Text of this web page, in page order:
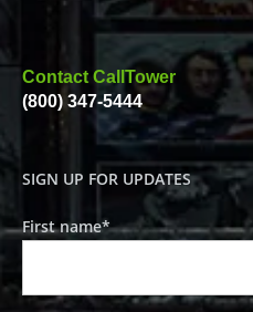
Contact CallTower
(800) 347-5444
SIGN UP FOR UPDATES
First name*